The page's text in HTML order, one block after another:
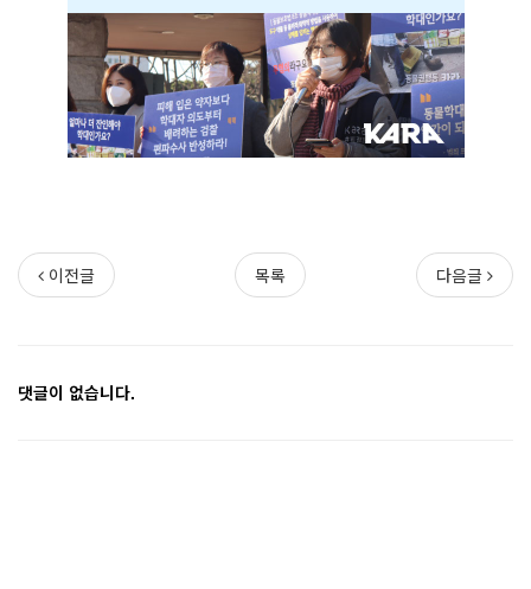
이전글 목록 다음글
댓글이 없습니다.